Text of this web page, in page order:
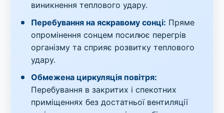
виникнення теплового удару.
Перебування на яскравому сонці: Пряме
опромінення сонцем посилює перегрів
організму та сприяє розвитку теплового
удару.
Обмежена циркуляція повітря:
Перебування в закритих і спекотних
приміщеннях без достатньої вентиляції